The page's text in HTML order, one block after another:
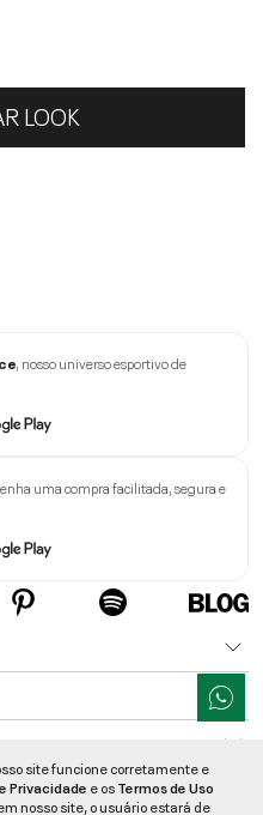
LOOK
, nosso universo esportivo de
uma compra facilitada, segura e
site funcione corretamente e
Privacidade e osTermos de Uso
nosso site, o usuário estará de